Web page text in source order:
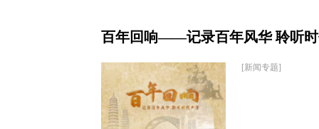
百年回响——记录百年风华 聆听
[新闻专题]